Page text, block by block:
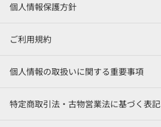
個人情報保護方針
ご利用規約
個人情報の取扱いに関する重要事項
特定商取引法・古物営業法に基づく表記